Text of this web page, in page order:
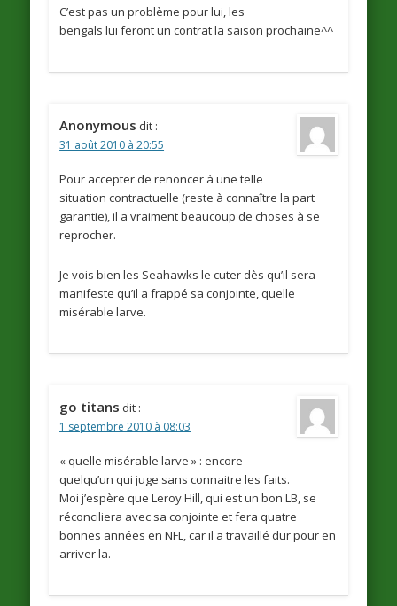
C’est pas un problème pour lui, les
bengals lui feront un contrat la saison prochaine^^
Anonymous dit :
31 août 2010 à 20:55
Pour accepter de renoncer à une telle
situation contractuelle (reste à connaître la part
garantie), il a vraiment beaucoup de choses à se
reprocher.
Je vois bien les Seahawks le cuter dès qu’il sera
manifeste qu’il a frappé sa conjointe, quelle
misérable larve.
go titans dit :
1 septembre 2010 à 08:03
« quelle misérable larve » : encore
quelqu’un qui juge sans connaitre les faits.
Moi j’espère que Leroy Hill, qui est un bon LB, se
réconciliera avec sa conjointe et fera quatre
bonnes années en NFL, car il a travaillé dur pour en
arriver la.